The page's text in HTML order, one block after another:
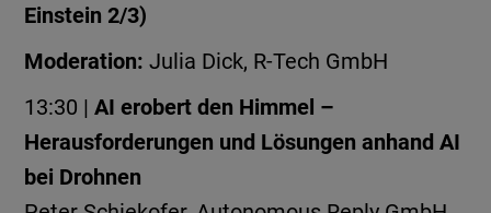
Einstein 2/3)
Moderation:Julia Dick, R-Tech GmbH
13:30 |AI erobert den Himmel –
Herausforderungen und Lösungen anhand AI
bei Drohnen